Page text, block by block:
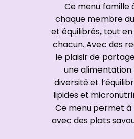
Ce menu famille
chaque membre
et équilibrés, tout
chacun. Avec des
le plaisir de
une alimentation
diversité et
lipides et
Ce menu permet
avec des plats